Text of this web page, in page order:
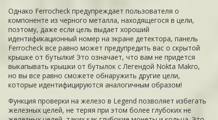
Однако Ferrocheck предупреждает пользователя о
компоненте из черного металла, находящегося в цели,
поэтому, даже если цель выдает хороший
идентификационный номер на экране детектора, панель
Ferrocheck все равно может предупредить вас о скрытой
крышке от бутылки! Это означает, что вам не придется
выкапывать крышки от бутылок с Легендой Nokta Makro,
но вы все равно сможете обнаружить другие цели,
которые идентифицируются аналогичным образом!
Функция проверки на железо в Legend позволяет избегать
железных целей, не теряя при этом более глубоких не